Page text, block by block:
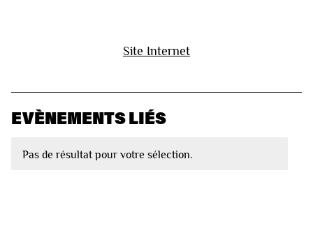
Site Internet
EVÈNEMENTS LIÉS
Pas de résultat pour votre sélection.